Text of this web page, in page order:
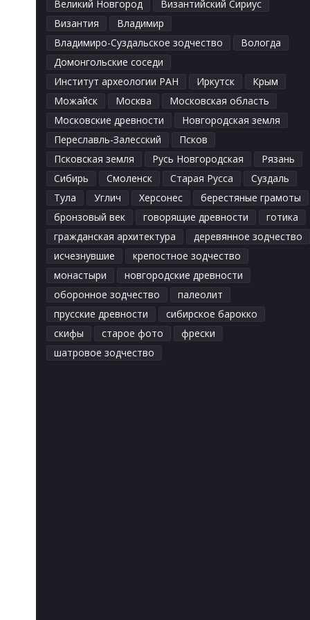
Великий Новгород
Византийский Сириус
Византия
Владимир
Владимиро-Суздальское зодчество
Вологда
Домонгольские соседи
Институт археологии РАН
Иркутск
Крым
Можайск
Москва
Московская область
Московские древности
Новгородская земля
Переславль-Залесский
Псков
Псковская земля
Русь Новгородская
Рязань
Сибирь
Смоленск Старая Русса
Суздаль
Тула
Углич Херсонес
берестяные грамоты
бронзовый век
говорящие древности
готика
гражданская архитектура
деревянное зодчество
исчезнувшие
крепостное зодчество
монастыри
новгородские древности
оборонное зодчество
палеолит
прусские древности
сибирское барокко
скифы
старое фото
фрески
шатровое зодчество